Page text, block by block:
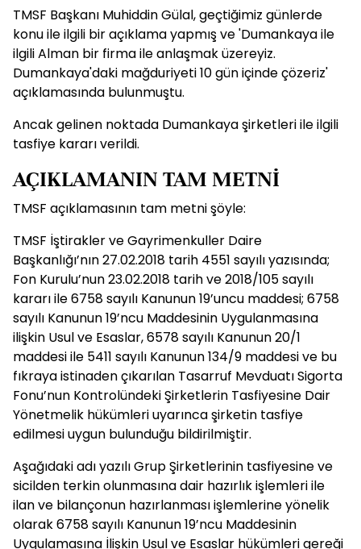
TMSF Başkanı Muhiddin Gülal, geçtiğimiz günlerde
konu ile ilgili bir açıklama yapmış ve 'Dumankaya ile
ilgili Alman bir firma ile anlaşmak üzereyiz.
Dumankaya'daki mağduriyeti 10 gün içinde çözeriz'
açıklamasında bulunmuştu.
Ancak gelinen noktada Dumankaya şirketleri ile ilgili
tasfiye kararı verildi.
AÇIKLAMANIN TAM METNİ
TMSF açıklamasının tam metni şöyle:
TMSF İştirakler ve Gayrimenkuller Daire
Başkanlığı’nın 27.02.2018 tarih 4551 sayılı yazısında;
Fon Kurulu’nun 23.02.2018 tarih ve 2018/105 sayılı
kararı ile 6758 sayılı Kanunun 19’uncu maddesi; 6758
sayılı Kanunun 19’ncu Maddesinin Uygulanmasına
ilişkin Usul ve Esaslar, 6578 sayılı Kanunun 20/1
maddesi ile 5411 sayılı Kanunun 134/9 maddesi ve bu
fıkraya istinaden çıkarılan Tasarruf Mevduatı Sigorta
Fonu’nun Kontrolündeki Şirketlerin Tasfiyesine Dair
Yönetmelik hükümleri uyarınca şirketin tasfiye
edilmesi uygun bulunduğu bildirilmiştir.
Aşağıdaki adı yazılı Grup Şirketlerinin tasfiyesine ve
sicilden terkin olunmasına dair hazırlık işlemleri ile
ilan ve bilançonun hazırlanması işlemlerine yönelik
olarak 6758 sayılı Kanunun 19’ncu Maddesinin
Uygulamasına İlişkin Usul ve Esaslar hükümleri gereği